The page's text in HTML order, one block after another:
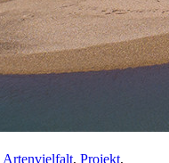
Artenvielfalt, Projekt,